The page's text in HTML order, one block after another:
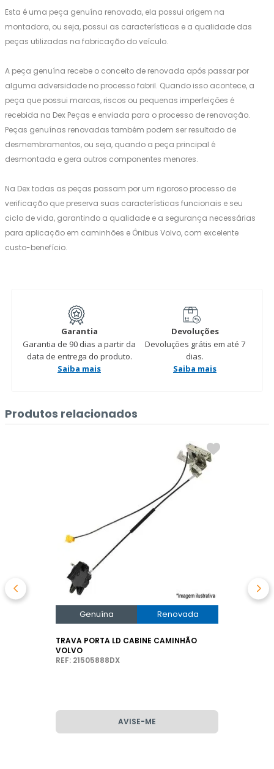
Esta é uma peça genuína renovada, ela possui origem na
montadora, ou seja, possui as características e a qualidade das
peças utilizadas na fabricação do veículo.
A peça genuína recebe o conceito de renovada após passar por
alguma adversidade no processo fabril. Quando isso acontece, a
peça que possui marcas, riscos ou pequenas imperfeições é
recebida na Dex Peças e enviada para o processo de renovação.
Peças genuínas renovadas também podem ser resultado de
desmembramentos, ou seja, quando a peça principal é
desmontada e gera outros componentes menores.
Na Dex todas as peças passam por um rigoroso processo de
verificação que preserva suas características funcionais e seu
ciclo de vida, garantindo a qualidade e a segurança necessárias
para aplicação em caminhões e Ônibus Volvo, com excelente
custo-benefício.
Garantia
Garantia de 90 dias a partir da
data de entrega do produto.
Saiba mais
Devoluções
Devoluções grátis em até 7
dias.
Saiba mais
Produtos relacionados
Genuína Renovada
TRAVA PORTA LD CABINE CAMINHÃO
VOLVO
REF: 21505888DX
AVISE-ME